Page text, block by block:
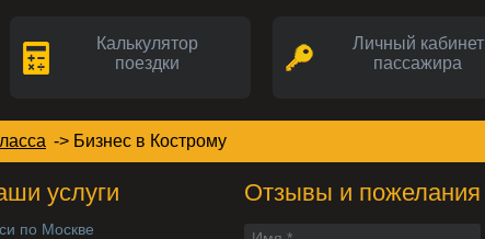
Калькулятор
поездки
Личный кабинет
пассажира
-> Бизнес в Кострому
услуги
по Москве
Отзывы и пожелания